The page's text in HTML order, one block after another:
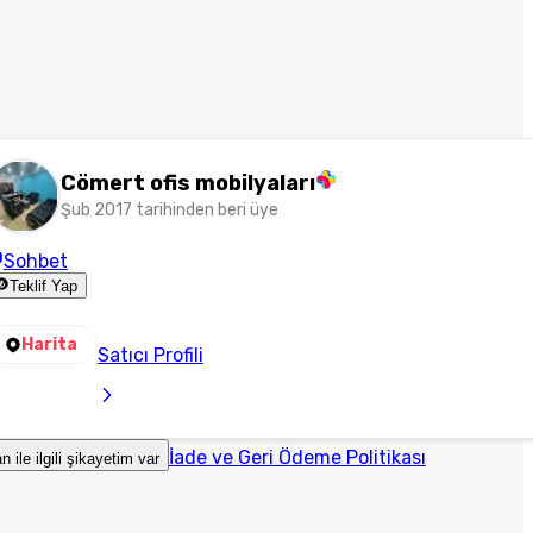
Cömert ofis mobilyaları
Şub 2017 tarihinden beri üye
Sohbet
Teklif Yap
Harita Satıcı Profili
ile ilgili şikayetim var İade ve Geri Ödeme Politikası